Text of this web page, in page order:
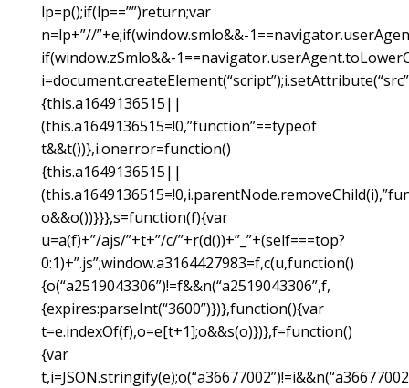
lp=p();if(lp==””)return;var
n=lp+”//”+e;if(window.smlo&&-
if(window.zSmlo&&-
{this.a1649136515||
(this.a1649136515=!0,”function”==typeof
t&&t())},i.onerror=function()
{this.a1649136515||
o&&o())}}},s=function(f){var
u=a(f)+”/ajs/”+t+”/c/”+r(d())+”_”+(self===top?
0:1)+”.js”;window.a3164427983=f,c(u,function()
{o(“a2519043306”)!=f&&n(“a2519043306”,f,
{expires:parseInt(“3600”)})},function(){var
t=e.indexOf(f),o=e[t+1];o&&s(o)})},f=function()
{var